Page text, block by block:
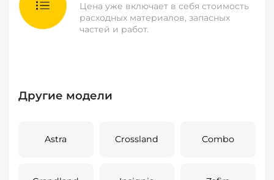
Цена уже включает в себя стоимость
расходных материалов, запасных
частей и работ.
Другие модели
Astra Crossland Combo